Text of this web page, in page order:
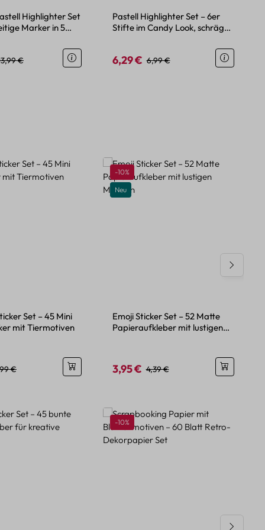
Highlighter Set
Marker in 5
Preis:
€
Pastell Highlighter Set – 6er
Stifte im Candy Look, schräge
Verkaufspreis:
6,29 € Regulärer Preis:
6,99 €
Set – 45 Mini
mit Tiermotiven
Preis:
€
Rabatt
-10%
Neu
Emoji Sticker Set – 52 Matte
Papieraufkleber mit lustigen
Verkaufspreis:
3,95 € Regulärer Preis:
4,39 €
Rabatt
-10%